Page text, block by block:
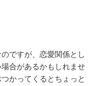
ですが、恋愛関係とし
合があるかもしれませ
かってくるとちょっと